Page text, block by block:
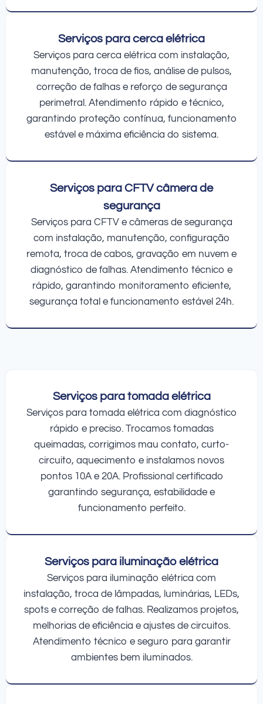
Serviços para cerca elétrica
Serviços para cerca elétrica com instalação,
manutenção, troca de fios, análise de pulsos,
correção de falhas e reforço de segurança
perimetral. Atendimento rápido e técnico,
garantindo proteção contínua, funcionamento
estável e máxima eficiência do sistema.
Serviços para CFTV câmera de
segurança
Serviços para CFTV e câmeras de segurança
com instalação, manutenção, configuração
remota, troca de cabos, gravação em nuvem e
diagnóstico de falhas. Atendimento técnico e
rápido, garantindo monitoramento eficiente,
segurança total e funcionamento estável 24h.
Serviços para tomada elétrica
Serviços para tomada elétrica com diagnóstico
rápido e preciso. Trocamos tomadas
queimadas, corrigimos mau contato, curto-
circuito, aquecimento e instalamos novos
pontos 10A e 20A. Profissional certificado
garantindo segurança, estabilidade e
funcionamento perfeito.
Serviços para iluminação elétrica
Serviços para iluminação elétrica com
instalação, troca de lâmpadas, luminárias, LEDs,
spots e correção de falhas. Realizamos projetos,
melhorias de eficiência e ajustes de circuitos.
Atendimento técnico e seguro para garantir
ambientes bem iluminados.